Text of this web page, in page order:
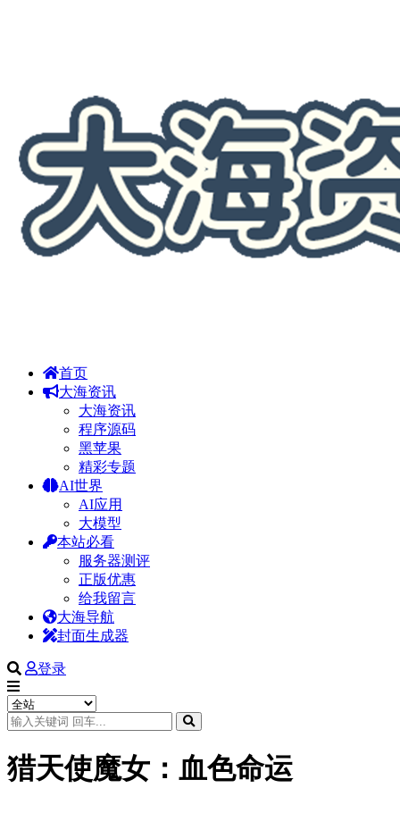
首页
大海资讯
大海资讯
程序源码
黑苹果
精彩专题
AI世界
AI应用
大模型
本站必看
服务器测评
正版优惠
给我留言
大海导航
封面生成器
登录
猎天使魔女：血色命运